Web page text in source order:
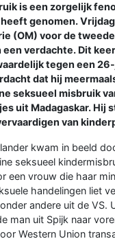
is een zorgelijk
genomen.
(OM) voor de
verdachte. Dit
tegen een
dat hij
seksueel misbruik
uit Madagaskar. Hij
van
kwam in beeld
seksueel
een vrouw die haar
handelingen liet
andere uit de VS.
man uit Spijk naar
Western Union